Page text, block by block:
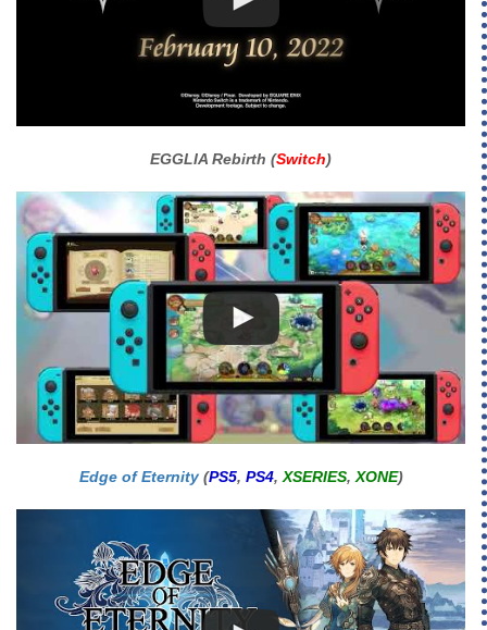
EGGLIA Rebirth (Switch)
Edge of Eternity(PS5, PS4, XSERIES, XONE)